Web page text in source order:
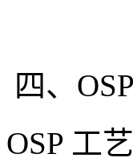
四、
OSP 工